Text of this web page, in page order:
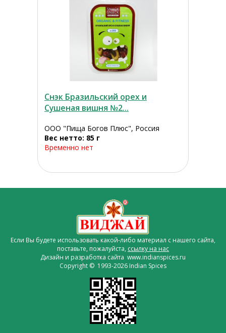
Снэк Бразильский орех и
Сушеная вишня №2...
ООО "Пища Богов Плюс", Россия
Вес нетто: 85 г
Временно нет
Если Вы будете использовать какой-либо материал с нашего сайта,
поставьте, пожалуйста, ссылку на нас
Дизайн и разработка сайта www.indianspices.ru
Copyright © 1993-2026 Indian Spices